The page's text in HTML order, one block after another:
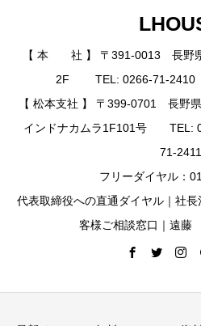
【 本 社 】 〒391-0013 長野
2F TEL: 0266-71-2410
【 松本支社 】 〒399-0701 長野
インドナカムラ1F101号 TEL:
71-2411
フリーダイヤル：
代表取締役への直通ダイヤル｜
客様ご相談窓口｜遠